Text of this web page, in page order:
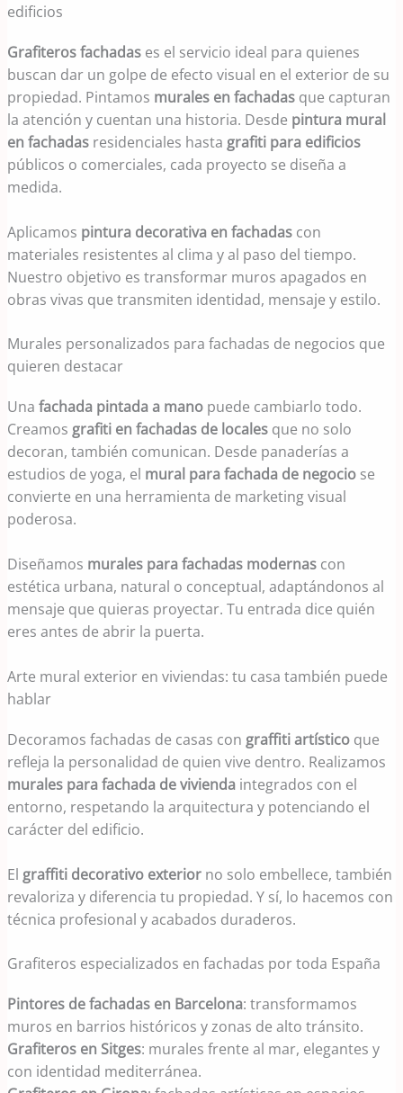
edificios
Grafiteros fachadas es el servicio ideal para quienes
buscan dar un golpe de efecto visual en el exterior de su
propiedad. Pintamos murales en fachadas que capturan
la atención y cuentan una historia. Desde pintura mural
en fachadas residenciales hasta grafiti para edificios
públicos o comerciales, cada proyecto se diseña a
medida.
Aplicamos pintura decorativa en fachadas con
materiales resistentes al clima y al paso del tiempo.
Nuestro objetivo es transformar muros apagados en
obras vivas que transmiten identidad, mensaje y estilo.
Murales personalizados para fachadas de negocios que
quieren destacar
Unafachada pintada a mano puede cambiarlo todo.
Creamos grafiti en fachadas de locales que no solo
decoran, también comunican. Desde panaderías a
estudios de yoga, el mural para fachada de negocio se
convierte en una herramienta de marketing visual
poderosa.
Diseñamos murales para fachadas modernas con
estética urbana, natural o conceptual, adaptándonos al
mensaje que quieras proyectar. Tu entrada dice quién
eres antes de abrir la puerta.
Arte mural exterior en viviendas: tu casa también puede
hablar
Decoramos fachadas de casas con graffiti artístico que
refleja la personalidad de quien vive dentro. Realizamos
murales para fachada de vivienda integrados con el
entorno, respetando la arquitectura y potenciando el
carácter del edificio.
El graffiti decorativo exterior no solo embellece, también
revaloriza y diferencia tu propiedad. Y sí, lo hacemos con
técnica profesional y acabados duraderos.
Grafiteros especializados en fachadas por toda España
Pintores de fachadas en Barcelona: transformamos
muros en barrios históricos y zonas de alto tránsito.
Grafiteros en Sitges: murales frente al mar, elegantes y
con identidad mediterránea.